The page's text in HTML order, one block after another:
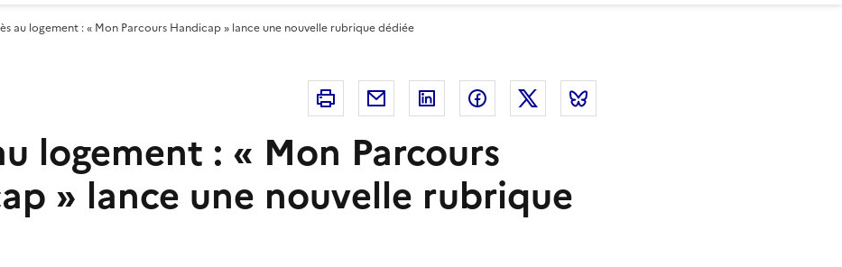
au logement : « Mon Parcours Handicap » lance une nouvelle rubrique dédiée
Imprimer Courriel Linkedin FacebookTwitter
logement : « Mon Parcours
» lance une nouvelle rubrique